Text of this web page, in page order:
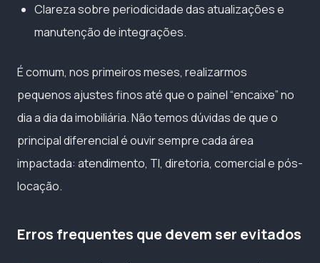
Clareza sobre periodicidade das atualizações e
manutenção de integrações.
É comum, nos primeiros meses, realizarmos
pequenos ajustes finos até que o painel “encaixe” no
dia a dia da imobiliária. Não temos dúvidas de que o
principal diferencial é ouvir sempre cada área
impactada: atendimento, TI, diretoria, comercial e pós-
locação.
Erros frequentes que devem ser evitados